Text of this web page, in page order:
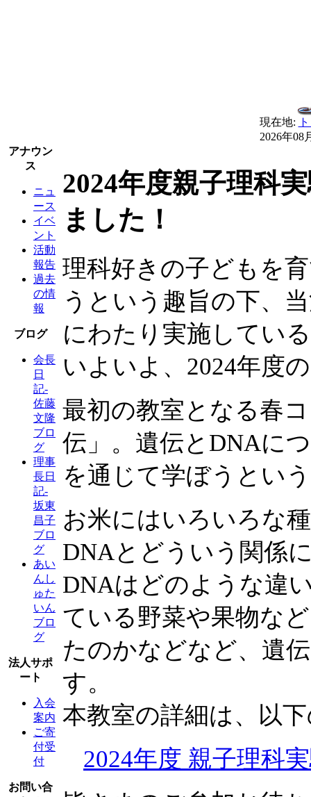
現在地:
2026年08
アナウン
ス
ニュ
ース
イベ
ント
活動
報告
過去
の情
報
ブログ
会長
日
記-
佐藤
文隆
ブロ
グ
理事
長日
記-
坂東
昌子
ブロ
グ
あい
んし
ゅた
いん
ブロ
グ
法人サポ
ート
入会
案内
ご寄
付受
付
お問い合
2024年度親子理科
ました！
理科好きの子どもを
うという趣旨の下、
にわたり実施してい
いよいよ、2024年度
最初の教室となる春
伝」。遺伝とDNAに
を通じて学ぼうとい
お米にはいろいろな
DNAとどういう関係
DNAはどのような違
ている野菜や果物な
たのかなどなど、遺
す。
本教室の詳細は、以
2024年度 親子理科